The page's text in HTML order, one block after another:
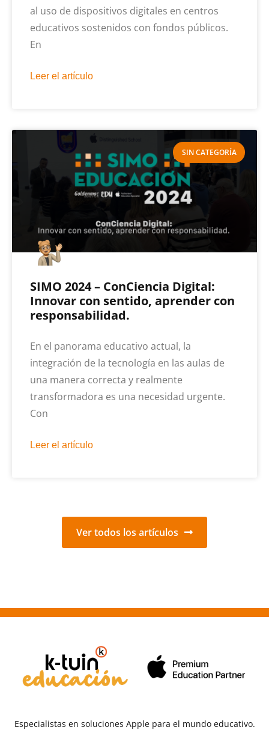
al uso de dispositivos digitales en centros
educativos sostenidos con fondos públicos.
En
Leer el artículo
SIN CATEGORÍA
SIMO 2024 – ConCiencia Digital:
Innovar con sentido, aprender con
responsabilidad.
En el panorama educativo actual, la
integración de la tecnología en las aulas de
una manera correcta y realmente
transformadora es una necesidad urgente.
Con
Leer el artículo
Ver todos los artículos
Especialistas en soluciones Apple para el mundo educativo.